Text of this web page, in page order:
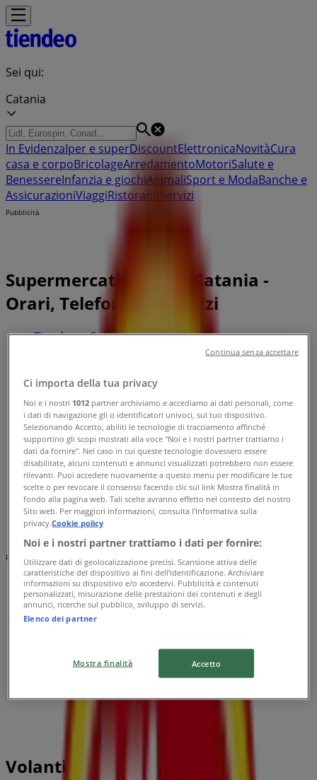
Sei qui:
Catania
In EvidenzaIper e superDiscountElettronicaNovitàCura
casa e corpoBricolageArredamentoMotoriSalute e
BenessereInfanzia e giochiAnimaliSport e ModaBanche e
AssicurazioniViaggiRistoranti Servizi
Pubblicità
Supermercati Migro a Catania -
Orari, Telefono e Indirizzi
Tiendeo a Catania»
»
Migro
Blocco Giancata 95121, Catania
9.8 km
Pubblicità
Volantini Migro a Catania
Ci importa della tua privacy
Noi e i nostri 1012 partner archiviamo e accediamo ai dati personali, come
i dati di navigazione gli o identificatori univoci, sul tuo dispositivo.
Selezionando Accetto, abiliti le tecnologie di tracciamento affinché
supportino gli scopi mostrati alla voce "Noi e i nostri partner trattiamo i
dati da fornire". Nel caso in cui queste tecnologie dovessero essere
disabilitate, alcuni contenuti e annunci visualizzati potrebbero non essere
rilevanti. Puoi accedere nuovamente a questo menu per modificare le tue
scelte o per revocare il consenso facendo clic sul link Mostra finalità in
fondo alla pagina web. Tali scelte avranno effetto nel contesto del nostro
Sito web. Per maggiori informazioni, consulta l'Informativa sulla
privacy.Cookie policy
Noi e i nostri partner trattiamo i dati per fornire:
Utilizzare dati di geolocalizzazione precisi. Scansione attiva delle
caratteristiche del dispositivo ai fini dell’identificazione. Archiviare
informazioni su dispositivo e/o accedervi. Pubblicità e contenuti
personalizzati, misurazione delle prestazioni dei contenuti e degli
annunci, ricerche sul pubblico, sviluppo di servizi.
Elenco dei partner
Mostra finalità Accetto
Continua senza accettare